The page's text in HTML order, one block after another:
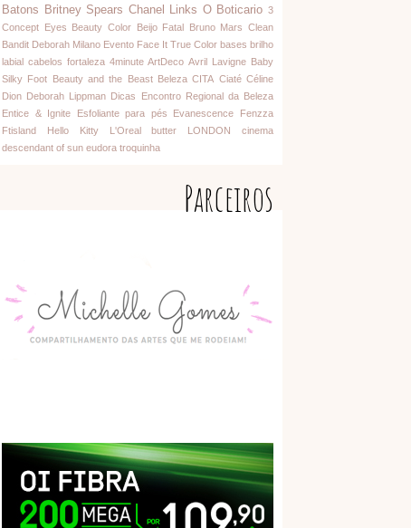
Batons
Britney Spears Chanel Links O Boticario 3
Concept Eyes Beauty Color Beijo Fatal Bruno Mars Clean
Bandit Deborah Milano Evento Face It True Color bases brilho
labial cabelos fortaleza 4minute ArtDeco Avril Lavigne Baby
Silky Foot Beauty and the Beast Beleza CITA Ciaté Céline
Dion Deborah Lippman Dicas
Encontro Regional da Beleza
Entice & Ignite
Esfoliante para pés Evanescence
Fenzza
Ftisland
Hello Kitty L'Oreal butter LONDON
cinema
descendant of sun eudora troquinha
Parceiros